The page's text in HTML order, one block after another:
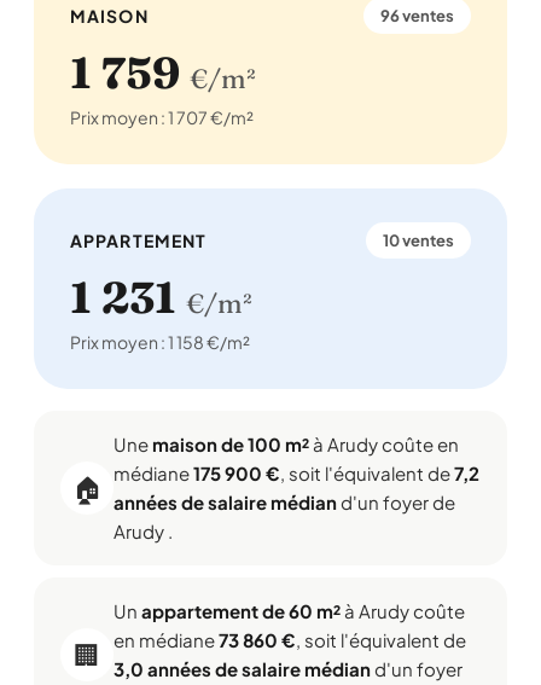
MAISON 96 ventes
1 759 €/m²
Prix moyen : 1 707 €/m²
APPARTEMENT 10 ventes
1 231 €/m²
Prix moyen : 1 158 €/m²
🏠
Une maison de 100 m² à Arudy coûte en
médiane175 900 €, soit l'équivalent de7,2
années de salaire médiand'un foyer de
Arudy .
🏢
Un appartement de 60 m² à Arudy coûte
en médiane73 860 €, soit l'équivalent de
3,0 années de salaire médiand'un foyer